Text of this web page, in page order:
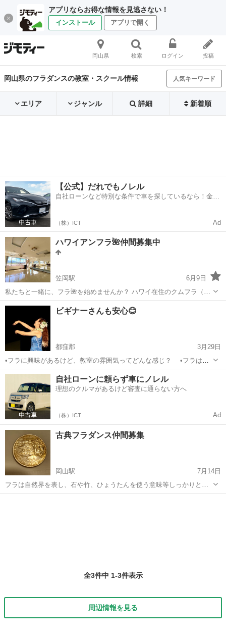
アプリならお得な情報を見逃さない！
インストール アプリで開く
岡山県 検索 ログイン 投稿
岡山県のフラダンスの教室・スクール情報 人気キーワード
エリア ジャンル 詳細 新着順
【公式】だれでもノレル
自社ローンなど特別な条件で車を探しているなら！金利
（株）ICT Ad
ハワイアンフラ🌺仲間募集中
笠岡駅
6月9日
私たちと一緒に、フラ🌺を始めませんか？ ハワイ在住のクムフラ（先
生）に師事し、レッスンだけでなく、レクリエーションも豊富な愉快
で楽しい教室です✨ 現在7歳〜70代のメンバーが楽しんでいます😊 初
心者🔰大歓迎です🫶 ...
岡山 笠岡市 笠岡駅 フラダンス
ビギナーさんも安心😊
都窪郡
3月29日
•フラに興味があるけど、教室の雰囲気ってどんな感じ？ •フラは以
前にしてたけど、復活したい！！ •年齢を重ねても続けられる趣味を見
つけたい！ などなど・・・ 安心して下さい♪ ＊少人数制で和やかにレ
ッスンしています😌...
岡山 都窪郡 フラダンス フラ
自社ローンに頼らず車にノレル
理想のクルマがあるけど審査に通らない方へ
（株）ICT Ad
古典フラダンス仲間募集
岡山駅
7月14日
フラは自然界を表し、石や竹、ひょうたんを使う意味等しっかりと勉
強して、また手足の使い方は何を表現しているかをも学びます。 アメ
全3件中 1-3件表示
周辺情報を見る